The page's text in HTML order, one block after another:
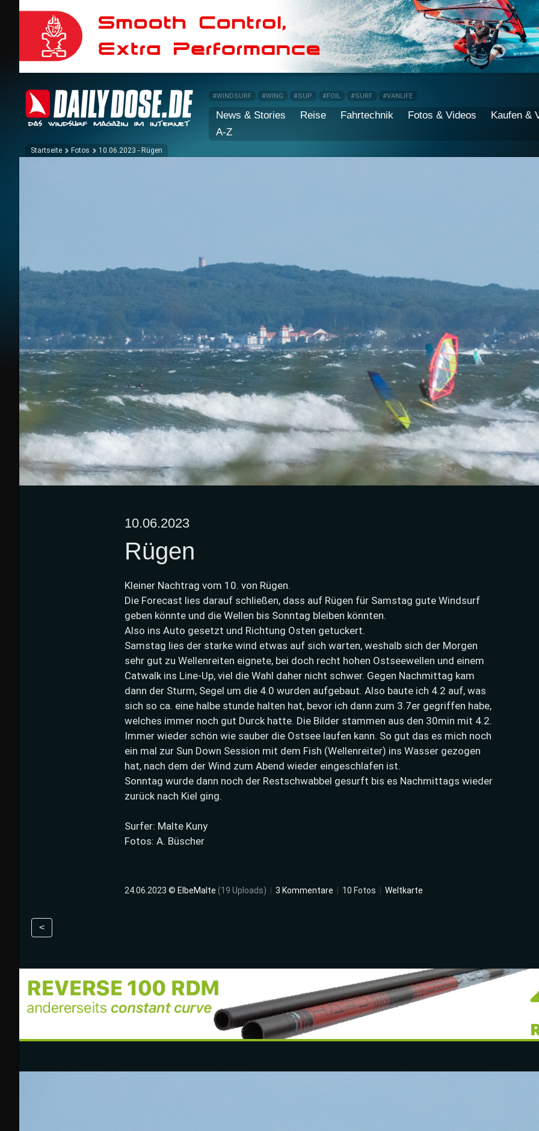
#WINDSURF #WING #SUP #FOIL #SURF #VANLIFE
News & Stories Reise Fahrtechnik Fotos & Videos
Kaufen &
A-Z
Startseite Fotos 10.06.2023 - Rügen
10.06.2023
Rügen
Kleiner Nachtrag vom 10. von Rügen.
Die Forecast lies darauf schließen, dass auf Rügen für Samstag gute Windsurf
geben könnte und die Wellen bis Sonntag bleiben könnten.
Also ins Auto gesetzt und Richtung Osten getuckert.
Samstag lies der starke wind etwas auf sich warten, weshalb sich der Morgen
sehr gut zu Wellenreiten eignete, bei doch recht hohen Ostseewellen und einem
Catwalk ins Line-Up, viel die Wahl daher nicht schwer. Gegen Nachmittag kam
dann der Sturm, Segel um die 4.0 wurden aufgebaut. Also baute ich 4.2 auf, was
sich so ca. eine halbe stunde halten hat, bevor ich dann zum 3.7er gegriffen habe,
welches immer noch gut Durck hatte. Die Bilder stammen aus den 30min mit 4.2.
Immer wieder schön wie sauber die Ostsee laufen kann. So gut das es mich noch
ein mal zur Sun Down Session mit dem Fish (Wellenreiter) ins Wasser gezogen
hat, nach dem der Wind zum Abend wieder eingeschlafen ist.
Sonntag wurde dann noch der Restschwabbel gesurft bis es Nachmittags wieder
zurück nach Kiel ging.
Surfer: Malte Kuny
Fotos: A. Büscher
24.06.2023 © ElbeMalte (19 Uploads) 3 Kommentare 10 Fotos Weltkarte
<